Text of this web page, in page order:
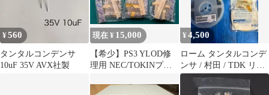
¥560
タンタルコンデンサ
10uF 35V AVX社製
現在 ¥ 15,000
【希少】PS3 YLOD修
理用 NEC/TOKINプロ
ット
¥4,500
ローム タンタルコンデ
ンサ / 村田 / TDK リー
ル4巻セット＋おまけ